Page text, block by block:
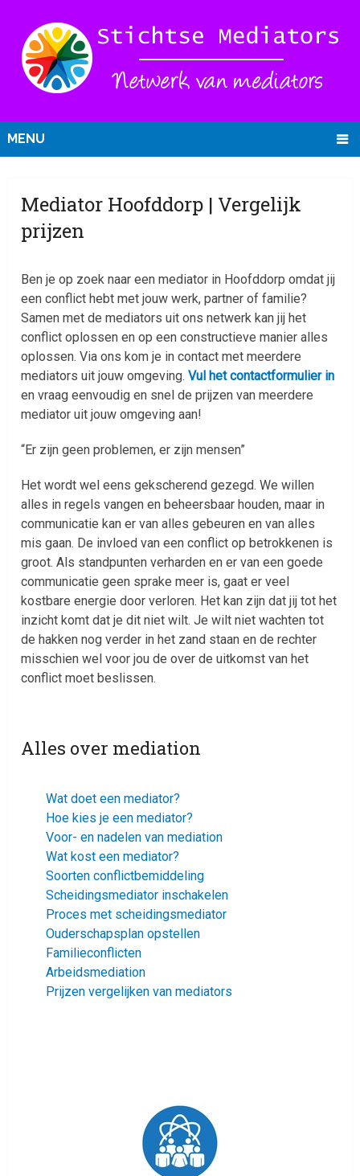
MENU
Mediator Hoofddorp | Vergelijk
prijzen
Ben je op zoek naar een mediator in Hoofddorp omdat jij
een conflict hebt met jouw werk, partner of familie?
Samen met de mediators uit ons netwerk kan jij het
conflict oplossen en op een constructieve manier alles
oplossen. Via ons kom je in contact met meerdere
mediators uit jouw omgeving.Vul het contactformulier in
en vraag eenvoudig en snel de prijzen van meerdere
mediator uit jouw omgeving aan!
“Er zijn geen problemen, er zijn mensen”
Het wordt wel eens gekscherend gezegd. We willen
alles in regels vangen en beheersbaar houden, maar in
communicatie kan er van alles gebeuren en van alles
mis gaan. De invloed van een conflict op betrokkenen is
groot. Als standpunten verharden en er van een goede
communicatie geen sprake meer is, gaat er veel
kostbare energie door verloren. Het kan zijn dat jij tot het
inzicht komt dat je dit niet wilt. Je wilt niet wachten tot
de hakken nog verder in het zand staan en de rechter
misschien wel voor jou de over de uitkomst van het
conflict moet beslissen.
Alles over mediation
Wat doet een mediator?
Hoe kies je een mediator?
Voor- en nadelen van mediation
Wat kost een mediator?
Soorten conflictbemiddeling
Scheidingsmediator inschakelen
Proces met scheidingsmediator
Ouderschapsplan opstellen
Familieconflicten
Arbeidsmediation
Prijzen vergelijken van mediators